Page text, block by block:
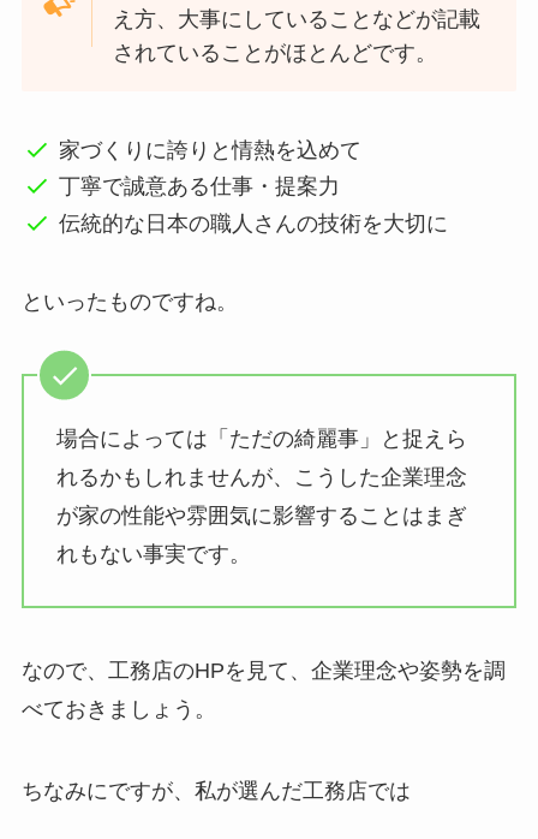
え方、大事にしていることなどが記載
されていることがほとんどです。
家づくりに誇りと情熱を込めて
丁寧で誠意ある仕事・提案力
伝統的な日本の職人さんの技術を大切に
といったものですね。
場合によっては「ただの綺麗事」と捉えら
れるかもしれませんが、こうした企業理念
が家の性能や雰囲気に影響することはまぎ
れもない事実です。
なので、工務店のHPを見て、企業理念や姿勢を調
べておきましょう。
ちなみにですが、私が選んだ工務店では